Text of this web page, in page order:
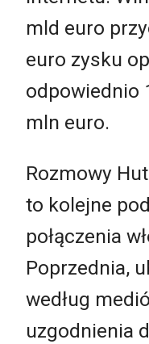
mld euro
euro zysku
odpowiednio
mln euro.
Rozmowy
to kolejne
połączenia
Poprzednia,
według
uzgodnienia